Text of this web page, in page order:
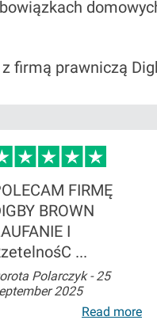
firmą prawniczą
FIRMĘ
BROWN
I
...
Polarczyk -25
2025
Read more